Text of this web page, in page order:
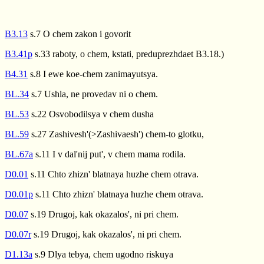
B3.13 s.7 O chem zakon i govorit
B3.41p s.33 raboty, o chem, kstati, preduprezhdaet B3.18.)
B4.31 s.8 I ewe koe-chem zanimayutsya.
BL.34 s.7 Ushla, ne provedav ni o chem.
BL.53 s.22 Osvobodilsya v chem dusha
BL.59 s.27 Zashivesh'(>Zashivaesh') chem-to glotku,
BL.67a s.11 I v dal'nij put', v chem mama rodila.
D0.01 s.11 Chto zhizn' blatnaya huzhe chem otrava.
D0.01p s.11 Chto zhizn' blatnaya huzhe chem otrava.
D0.07 s.19 Drugoj, kak okazalos', ni pri chem.
D0.07rs.19 Drugoj, kak okazalos', ni pri chem.
D1.13a s.9 Dlya tebya, chem ugodno riskuya